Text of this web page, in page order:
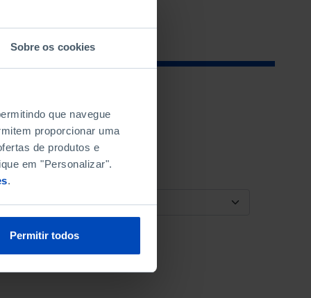
Sobre os cookies
que navegue
proporcionar uma
de produtos e
em "Personalizar".
.
Permitir todos
ORDENAR POR